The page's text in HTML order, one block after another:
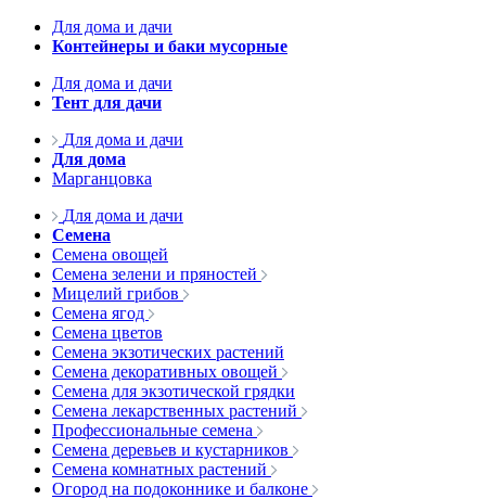
Для дома и дачи
Контейнеры и баки мусорные
Для дома и дачи
Тент для дачи
Для дома и дачи
Для дома
Марганцовка
Для дома и дачи
Семена
Семена овощей
Семена зелени и пряностей
Мицелий грибов
Семена ягод
Семена цветов
Семена экзотических растений
Семена декоративных овощей
Семена для экзотической грядки
Семена лекарственных растений
Профессиональные семена
Семена деревьев и кустарников
Семена комнатных растений
Огород на подоконнике и балконе